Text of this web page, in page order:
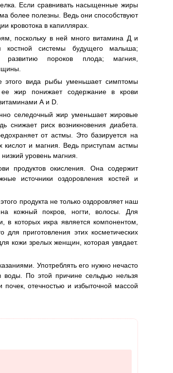
Если сравнивать насыщенные жиры
более полезны. Ведь они способствуют
кровотока в капиллярах.
поскольку в ней много витамина Д и
костной системы будущего малыша;
развитию пороков плода; магния,
этого вида рыбы уменьшает симптомы
жир понижает содержание в крови
А и D.
селедочный жир уменьшает жировые
риск возникновения диабета.
от астмы. Это базируется на
кислот и магния. Ведь приступам астмы
уровень магния.
продуктов окисления. Она содержит
источники оздоровления костей и
продукта не только оздоровляет наш
кожный покров, ногти, волосы. Для
которых икра является компонентом,
приготовления этих косметических
кожи зрелых женщин, которая увядает.
Употреблять его нужно нечасто
воды. По этой причине сельдью нельзя
отечностью и избыточной массой